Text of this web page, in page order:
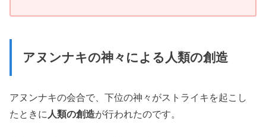
アヌンナキの神々による人類の創造
アヌンナキの会合で、下位の神々がストライキを起こし
たときに 人類の創造が行われたのです。